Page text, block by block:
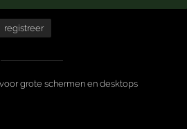
registreer
grote schermen en desktops